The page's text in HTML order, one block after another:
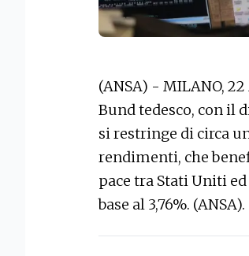
(ANSA) - MILANO,
Bund tedesco, con il
si restringe di circa
rendimenti, che
pace tra Stati Uniti
base al 3,76%. (ANSA).